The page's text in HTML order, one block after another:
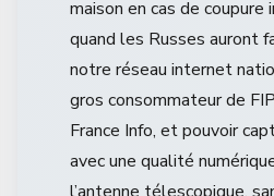
maison en cas de
quand les Russes auront
notre réseau internet
gros consommateur de
France Info, et pouvoir
avec une qualité